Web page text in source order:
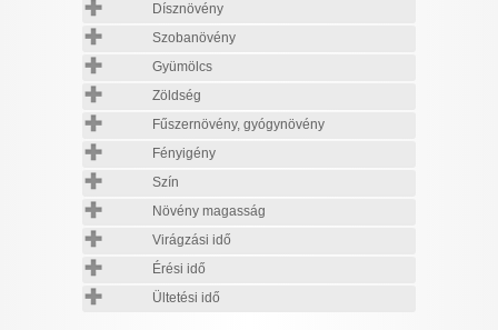
Dísznövény
Szobanövény
Gyümölcs
Zöldség
Fűszernövény, gyógynövény
Fényigény
Szín
Növény magasság
Virágzási idő
Érési idő
Ültetési idő